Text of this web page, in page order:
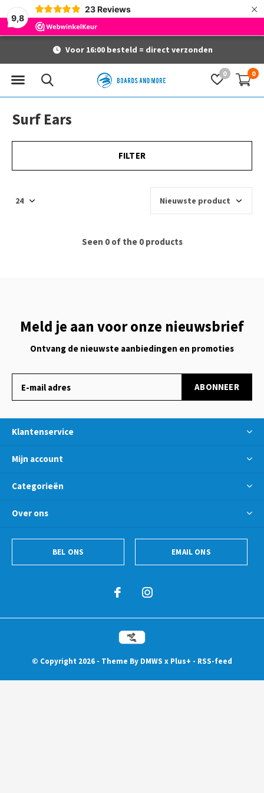
9,8
23 Reviews ×
0 0
Voor 16:00 besteld = direct verzonden
Surf Ears
FILTER
Seen 0 of the 0 products
Meld je aan voor onze nieuwsbrief
Ontvang de nieuwste aanbiedingen en promoties
ABONNEER
Klantenservice
Mijn account
Categorieën
Over ons
BEL ONS EMAIL ONS
© Copyright 2026 - Theme By DMWS x Plus+ - RSS-feed